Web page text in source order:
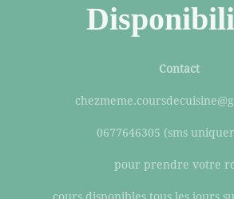
Contact
0677646305 (sms
pour prendre votre